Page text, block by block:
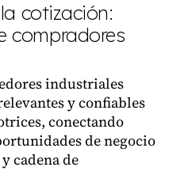
cotización:
compradores
industriales
y confiables
conectando
de negocio
cadena de